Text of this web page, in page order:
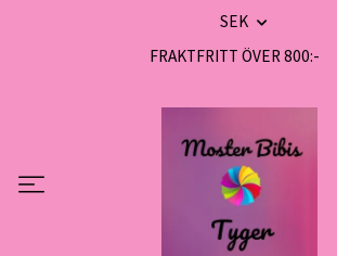
SEK
FRAKTFRITT ÖVER 800:-